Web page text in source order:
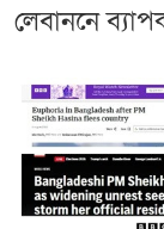
লেবাননে